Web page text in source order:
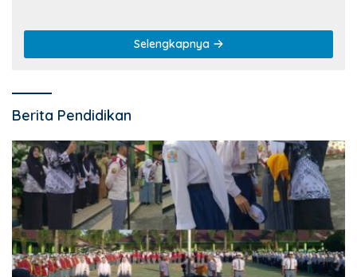
Selengkapnya
Berita Pendidikan